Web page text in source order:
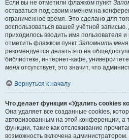
Если вы не отметили флажком пункт
оставаться под своим именем на
ограниченное время. Это сделано для
воспользоваться вашей учётной
приходилось вводить имя пользователя
отметить флажком пункт Запомнить меня
рекомендуется делать это на
библиотеке, интернет-кафе,
меня отсутствует, это значит, что
Вернуться к началу
Что делает функция «Удалить cookies
Она удаляет все созданные cookies,
авторизованным на этой конференции, а
функции, такие как отслеживание
возможность включена